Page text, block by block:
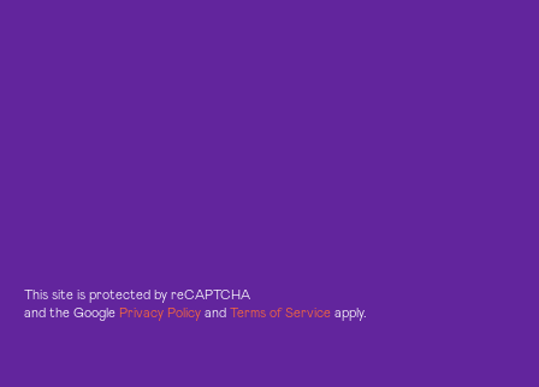
This site is protected by reCAPTCHA
and the Google Privacy Policy and Terms of Service apply.